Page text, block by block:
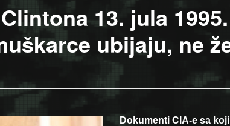
13. jula
ubijaju, ne
Dokumenti CIA-e sa